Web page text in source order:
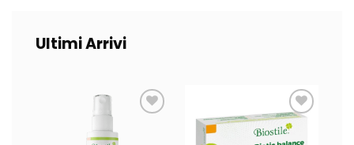
Ultimi Arrivi
Lista
dei